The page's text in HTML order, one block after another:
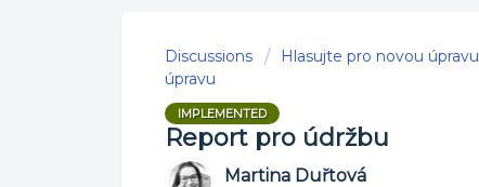
Discussions Hlasujte pro novou úpravu
úpravu
IMPLEMENTED
Report pro údržbu
Martina Duřtová